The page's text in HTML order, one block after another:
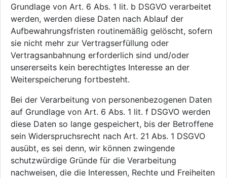
Grundlage von Art. 6 Abs. 1 lit. b DSGVO verarbeitet
werden, werden diese Daten nach Ablauf der
Aufbewahrungsfristen routinemäßig gelöscht, sofern
sie nicht mehr zur Vertragserfüllung oder
Vertragsanbahnung erforderlich sind und/oder
unsererseits kein berechtigtes Interesse an der
Weiterspeicherung fortbesteht.
Bei der Verarbeitung von personenbezogenen Daten
auf Grundlage von Art. 6 Abs. 1 lit. f DSGVO werden
diese Daten so lange gespeichert, bis der Betroffene
sein Widerspruchsrecht nach Art. 21 Abs. 1 DSGVO
ausübt, es sei denn, wir können zwingende
schutzwürdige Gründe für die Verarbeitung
nachweisen, die die Interessen, Rechte und Freiheiten